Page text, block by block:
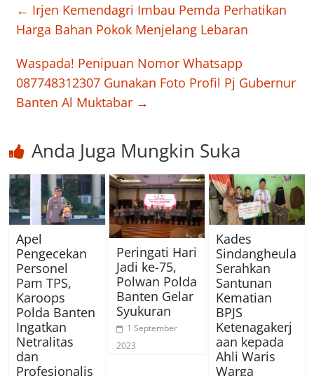
← Irjen Kemendagri Imbau Pemda Perhatikan
Harga Bahan Pokok Menjelang Lebaran
Waspada! Penipuan Nomor Whatsapp
087748312307 Gunakan Foto Profil Pj Gubernur
Banten Al Muktabar →
Anda Juga Mungkin Suka
Apel
Pengecekan
Personel
Pam TPS,
Karoops
Polda Banten
Ingatkan
Netralitas
dan
Profesionalis
Peringati Hari
Jadi ke-75,
Polwan Polda
Banten Gelar
Syukuran
1 September
2023
Kades
Sindangheula
Serahkan
Santunan
Kematian
BPJS
Ketenagakerj
aan kepada
Ahli Waris
Warga